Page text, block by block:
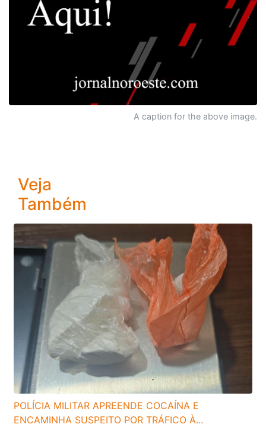
A caption for the above image.
Veja
Também
POLÍCIA MILITAR APREENDE COCAÍNA E
ENCAMINHA SUSPEITO POR TRÁFICO À...